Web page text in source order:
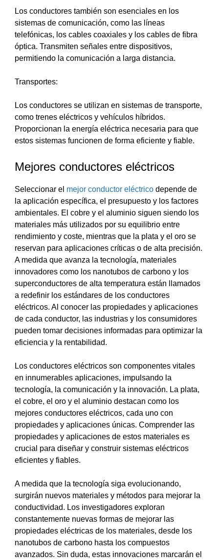
Los conductores también son esenciales en los
sistemas de comunicación, como las líneas
telefónicas, los cables coaxiales y los cables de fibra
óptica. Transmiten señales entre dispositivos,
permitiendo la comunicación a larga distancia.
Transportes:
Los conductores se utilizan en sistemas de transporte,
como trenes eléctricos y vehículos híbridos.
Proporcionan la energía eléctrica necesaria para que
estos sistemas funcionen de forma eficiente y fiable.
Mejores conductores eléctricos
Seleccionar el mejor conductor eléctrico depende de
la aplicación específica, el presupuesto y los factores
ambientales. El cobre y el aluminio siguen siendo los
materiales más utilizados por su equilibrio entre
rendimiento y coste, mientras que la plata y el oro se
reservan para aplicaciones críticas o de alta precisión.
A medida que avanza la tecnología, materiales
innovadores como los nanotubos de carbono y los
superconductores de alta temperatura están llamados
a redefinir los estándares de los conductores
eléctricos. Al conocer las propiedades y aplicaciones
de cada conductor, las industrias y los consumidores
pueden tomar decisiones informadas para optimizar la
eficiencia y la rentabilidad.
Los conductores eléctricos son componentes vitales
en innumerables aplicaciones, impulsando la
tecnología, la comunicación y la innovación. La plata,
el cobre, el oro y el aluminio destacan como los
mejores conductores eléctricos, cada uno con
propiedades y aplicaciones únicas. Comprender las
propiedades y aplicaciones de estos materiales es
crucial para diseñar y construir sistemas eléctricos
eficientes y fiables.
A medida que la tecnología siga evolucionando,
surgirán nuevos materiales y métodos para mejorar la
conductividad. Los investigadores exploran
constantemente nuevas formas de mejorar las
propiedades eléctricas de los materiales, desde los
nanotubos de carbono hasta los compuestos
avanzados. Sin duda, estas innovaciones marcarán el